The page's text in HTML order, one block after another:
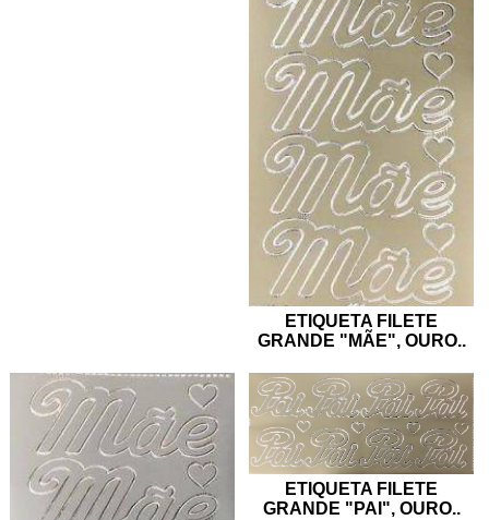
ETIQUETA FILETE
GRANDE "MÃE", OURO..
ETIQUETA FILETE
GRANDE "PAI", OURO..